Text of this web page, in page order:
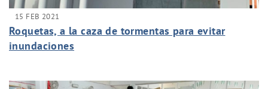
15 FEB 2021
Roquetas, a la caza de tormentas para evitar
inundaciones